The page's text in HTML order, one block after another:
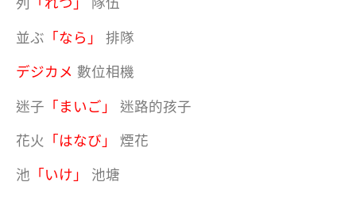
並ぶ 「なら」
排隊
デジカメ 數位相機
迷子 「まいご」
迷路的孩子
花火 「はなび」
煙花
池 「いけ」 池塘